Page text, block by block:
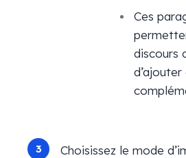
Ces
discours
Choisissez le mode